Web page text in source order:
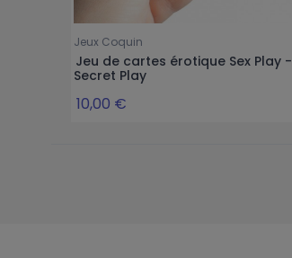
Jeux Coquin
Jeu de cartes érotique Sex Play -
Secret Play
10,00 €